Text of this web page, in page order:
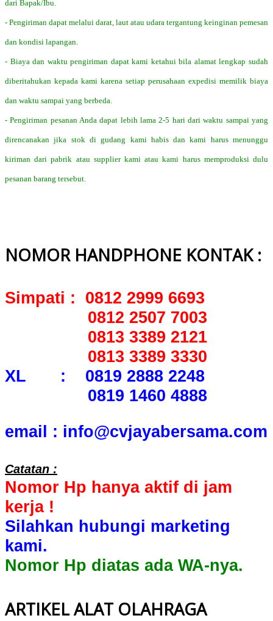
dari Bapak/Ibu.
- Pengiriman dapat melalui darat, laut atau udara tergantung keinginan pemesan
dan kondisi lapangan.
- Biaya dan waktu pengiriman dapat kami ketahui bila alamat lengkap sudah
diberitahukan kepada kami karena setiap perusahaan expedisi memilik biaya
dan waktu sampai yang berbeda.
- Pengiriman pesanan Anda dapat lebih lama 2-5 hari dari waktu sampai yang
direncanakan jika stok di gudang kami habis dan kami harus menunggu
kiriman dari pabrik atau supplier kami atau kami harus memproduksi dulu
pesanan barang tersebut.
NOMOR HANDPHONE KONTAK :
Simpati : 0812 2999 6693
0812 2507 7003
0813 3389 2121
0813 3389 3330
XL : 0819 2888 2248
0819 1460 4888
email : info@cvjayabersama.com
Catatan :
Nomor Hp hanya aktif di jam
kerja !
Silahkan hubungi marketing
kami.
Nomor Hp diatas ada WA-nya.
ARTIKEL ALAT OLAHRAGA